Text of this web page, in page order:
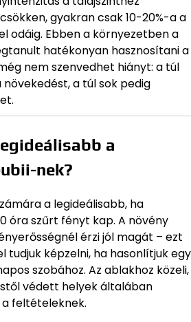
gyakran csak 10-20%-a a
odáig. Ebben a környezetben a
hatékonyan hasznosítani a
nem szenvedhet hiányt: a túl
a túl sok pedig
a
nek?
a legideálisabb, ha
óra szűrt fényt kap. A növény
érzi jól magát – ezt
tudjuk képzelni, ha hasonlítjuk egy
szobához. Az ablakhoz közeli,
védett helyek általában
feltételeknek.